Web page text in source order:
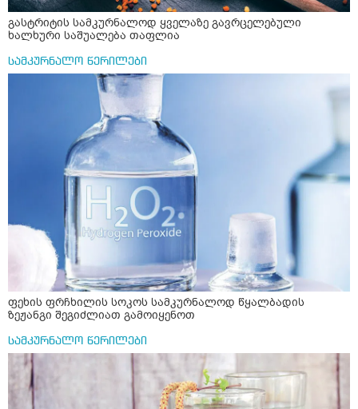
გასტრიტის სამკურნალოდ ყველაზე გავრცელებული
ხალხური საშუალება თაფლია
სამკურნალო წერილები
ფეხის ფრჩხილის სოკოს სამკურნალოდ წყალბადის
ზეჟანგი შეგიძლიათ გამოიყენოთ
სამკურნალო წერილები